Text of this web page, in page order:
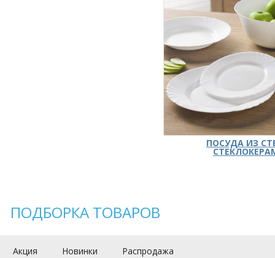
ПОСУДА ИЗ
ПОДБОРКА ТОВАРОВ
Акция Новинки Распродажа